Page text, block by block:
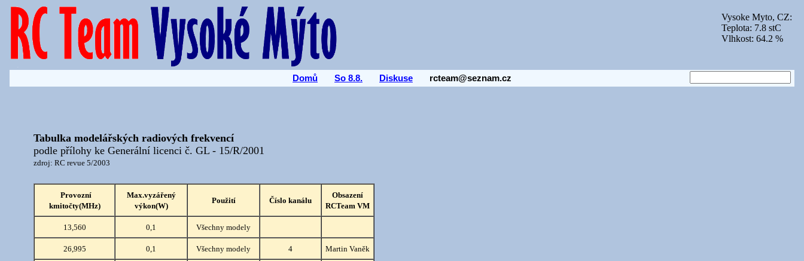
Vysoke Myto, CZ:
Teplota: 7.8 stC
Vlhkost: 64.2 %
Domů So 8.8. Diskuse rcteam@seznam.cz
Tabulka modelářských radiových frekvencí
podle přílohy ke Generální licenci č. GL - 15/R/2001
zdroj: RC revue 5/2003
Provozní
kmitočty(MHz)
Max.vyzářený
výkon(W)
Použití Číslo kanálu
Obsazení
RCTeam VM
13,560 0,1 Všechny modely
26,995 0,1 Všechny modely 4 Martin Vaněk